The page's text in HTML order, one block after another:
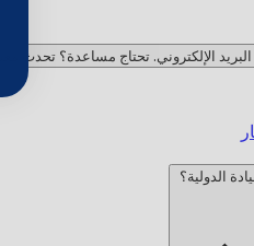
الإلكتروني. تحتاج مساعدة؟ تحدث معنا!
الدولية؟